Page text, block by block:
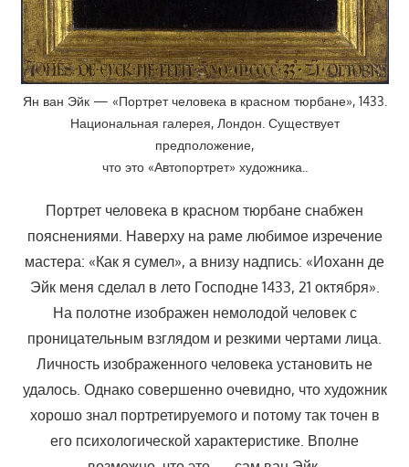
Ян ван Эйк — «Портрет человека в красном тюрбане», 1433.
Национальная галерея, Лондон. Существует
предположение,
что это «Автопортрет» художника..
Портрет человека в красном тюрбане снабжен
пояснениями. Наверху на раме любимое изречение
мастера: «Как я сумел», а внизу надпись: «Иоханн де
Эйк меня сделал в лето Господне 1433, 21 октября».
На полотне изображен немолодой человек с
проницательным взглядом и резкими чертами лица.
Личность изображенного человека установить не
удалось. Однако совершенно очевидно, что художник
хорошо знал портретируемого и потому так точен в
его психологической характеристике. Вполне